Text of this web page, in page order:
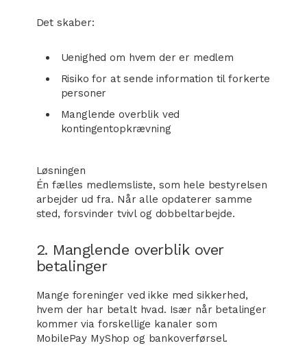
Det skaber:
Uenighed om hvem der er medlem
Risiko for at sende information til forkerte
personer
Manglende overblik ved
kontingentopkrævning
Løsningen
Én fælles medlemsliste, som hele bestyrelsen
arbejder ud fra. Når alle opdaterer samme
sted, forsvinder tvivl og dobbeltarbejde.
2. Manglende overblik over
betalinger
Mange foreninger ved ikke med sikkerhed,
hvem der har betalt hvad. Især når betalinger
kommer via forskellige kanaler som
MobilePay MyShop og bankoverførsel.